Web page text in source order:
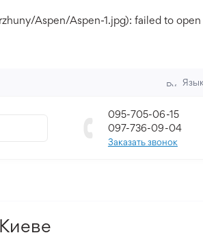
Aspen/Aspen-1.jpg): failed to open
Язык
095-705-06-15
097-736-09-04
Заказать звонок